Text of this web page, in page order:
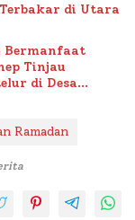
Terbakar di Utara
Bermanfaat
Tinjau
di Desa
Ramadan